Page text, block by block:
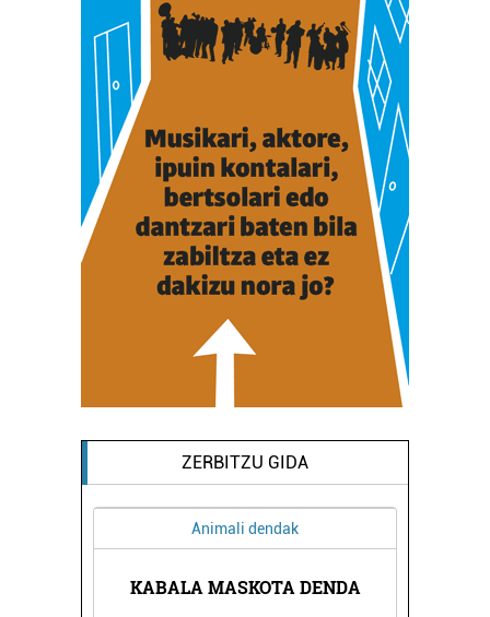
ZERBITZU GIDA
Animali dendak
KABALA MASKOTA DENDA